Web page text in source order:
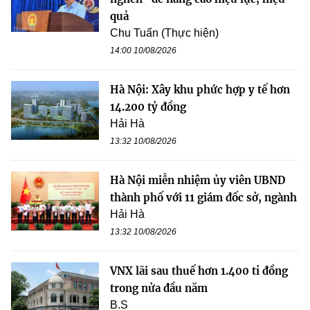
quả
Chu Tuấn (Thực hiện)
14:00 10/08/2026
Hà Nội: Xây khu phức hợp y tế hơn
14.200 tỷ đồng
Hải Hà
13:32 10/08/2026
Hà Nội miễn nhiệm ủy viên UBND
thành phố với 11 giám đốc sở, ngành
Hải Hà
13:32 10/08/2026
VNX lãi sau thuế hơn 1.400 tỉ đồng
trong nửa đầu năm
B.S